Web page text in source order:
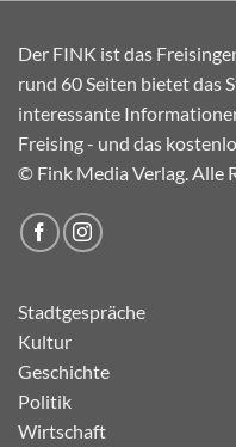
Der FINK ist das
rund 60 Seiten bietet das
interessante
Freising - und das
© Fink Media Verlag. Alle
Stadtgespräche
Kultur
Geschichte
Politik
Wirtschaft